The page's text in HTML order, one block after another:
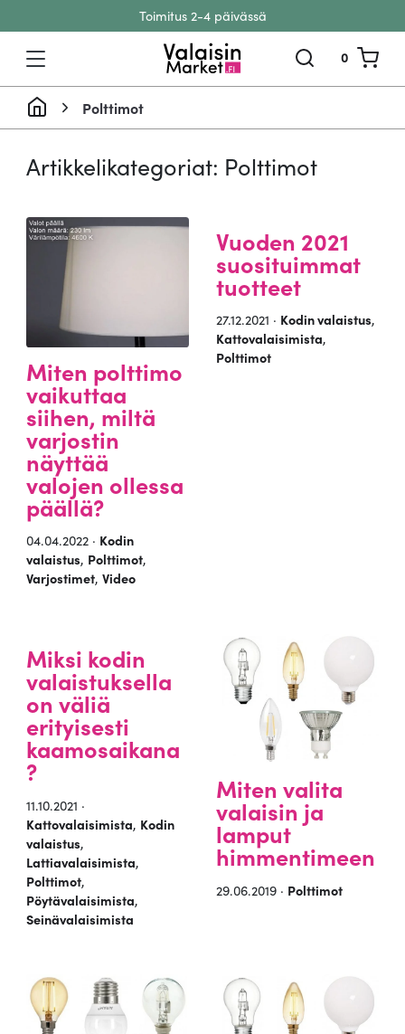
Toimitus 2-4 päivässä
Siirry sisältöön 0
Polttimot
Artikkelikategoriat: Polttimot
Miten polttimo
vaikuttaa
siihen, miltä
varjostin
näyttää
valojen ollessa
päällä?
04.04.2022 · Kodin
valaistus, Polttimot,
Varjostimet, Video
Vuoden 2021
suosituimmat
tuotteet
27.12.2021 · Kodin valaistus,
Kattovalaisimista,
Polttimot
Miksi kodin
valaistuksella
on väliä
erityisesti
kaamosaikana
?
11.10.2021 ·
Kattovalaisimista, Kodin
valaistus,
Lattiavalaisimista,
Polttimot,
Pöytävalaisimista,
Seinävalaisimista
Miten valita
valaisin ja
lamput
himmentimeen
29.06.2019 · Polttimot